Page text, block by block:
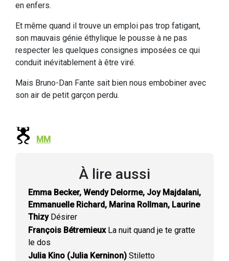
en enfers.
Et même quand il trouve un emploi pas trop fatigant,
son mauvais génie éthylique le pousse à ne pas
respecter les quelques consignes imposées ce qui
conduit inévitablement à être viré.
Mais Bruno-Dan Fante sait bien nous embobiner avec
son air de petit garçon perdu.
MM
À lire aussi
Emma Becker, Wendy Delorme, Joy Majdalani,
Emmanuelle Richard, Marina Rollman, Laurine
ThizyDésirer
François BétremieuxLa nuit quand je te gratte
le dos
Julia Kino (Julia Kerninon) Stiletto